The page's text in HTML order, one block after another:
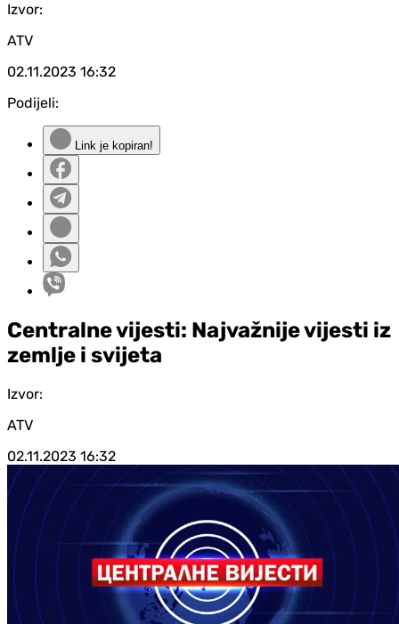
Izvor:
ATV
02.11.2023 16:32
Podijeli:
Link je kopiran!
Centralne vijesti: Najvažnije vijesti iz
zemlje i svijeta
Izvor:
ATV
02.11.2023 16:32